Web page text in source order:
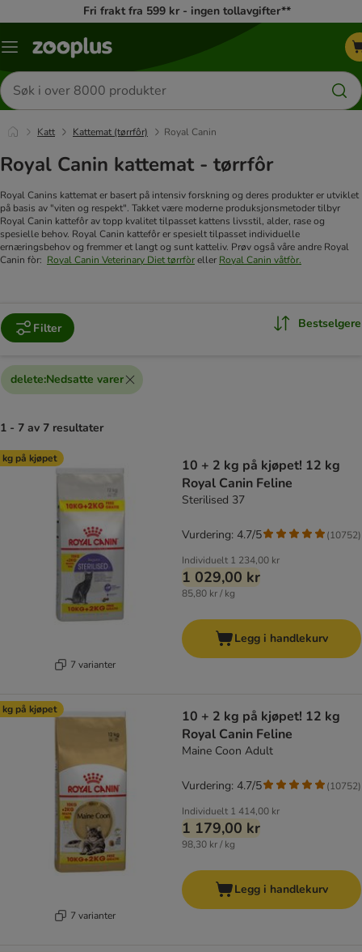
Fri frakt fra 599 kr - ingen tollavgifter**
Katalogmeny
Søk
etter
produkter
Katt Kattemat (tørrfôr) Royal Canin
Royal Canin kattemat - tørrfôr
Royal Canins kattemat er basert på intensiv forskning og deres produkter er utviklet
på basis av "viten og respekt". Takket være moderne produksjonsmetoder tilbyr
Royal Canin kattefôr av topp kvalitet tilpasset kattens livsstil, alder, rase og
spesielle behov. Royal Canin kattefôr er spesielt tilpasset individuelle
ernæringsbehov og fremmer et langt og sunt katteliv. Prøv også våre andre Royal
Canin fòr: Royal Canin Veterinary Diet tørrfòreller Royal Canin våtfòr.
Filter Bestselgere
delete:Nedsatte varer
1 - 7 av 7 resultater
product items have been changed
kg på kjøpet
7 varianter
10 + 2 kg på kjøpet! 12 kg
Royal Canin Feline
Sterilised 37
Individuelt 1 234,00 kr
1 029,00 kr
85,80 kr / kg
Vurdering: 4.7/5 (10752)
Legg i handlekurv
kg på kjøpet
7 varianter
10 + 2 kg på kjøpet! 12 kg
Royal Canin Feline
Maine Coon Adult
Individuelt 1 414,00 kr
1 179,00 kr
98,30 kr / kg
Vurdering: 4.7/5 (10752)
Legg i handlekurv